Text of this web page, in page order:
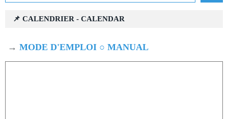
📌 CALENDRIER - CALENDAR
→ MODE D'EMPLOI ○ MANUAL